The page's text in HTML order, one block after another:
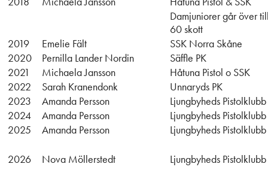
Damjuniorer går över
60 skott
2019
Emelie Fält
SSK Norra Skåne
2020
Pernilla Lander Nordin
Säffle PK
2021
Michaela Jansson
Håtuna Pistol o SSK
2022
Sarah Kranendonk
Unnaryds PK
2023
Amanda Persson
Ljungbyheds Pistolklubb
2024
Amanda Persson
Ljungbyheds Pistolklubb
2025
Amanda Persson Ljungbyheds Pistolklubb
2026 Nova Möllerstedt Ljungbyheds Pistolklubb